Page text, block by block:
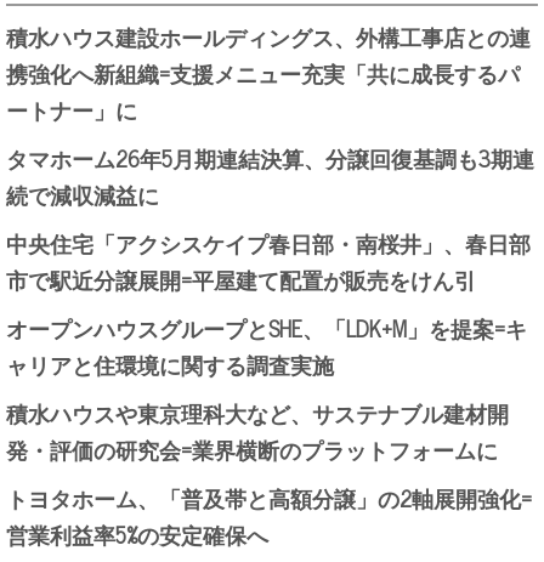
積水ハウス建設ホールディングス、外構工事店との連
携強化へ新組織=支援メニュー充実「共に成長するパ
ートナー」に
タマホーム26年5月期連結決算、分譲回復基調も3期連
続で減収減益に
中央住宅「アクシスケイプ春日部・南桜井」、春日部
市で駅近分譲展開=平屋建て配置が販売をけん引
オープンハウスグループとSHE、「LDK+M」を提案=キ
ャリアと住環境に関する調査実施
積水ハウスや東京理科大など、サステナブル建材開
発・評価の研究会=業界横断のプラットフォームに
トヨタホーム、「普及帯と高額分譲」の2軸展開強化=
営業利益率5%の安定確保へ